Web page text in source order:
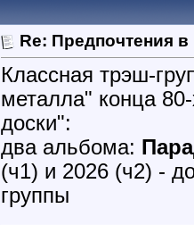
Re: Предпочтения
Классная трэш-
металла" конца
доски":
два альбома:
(ч1) и 2026 (ч2) -
группы